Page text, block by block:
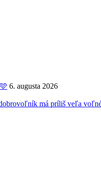
6. augusta 2026
má príliš veľa